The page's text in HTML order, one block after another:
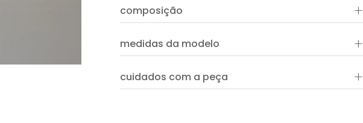
composição +
medidas da modelo +
cuidados com a peça +